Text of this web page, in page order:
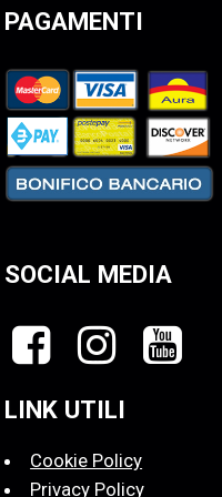
PAGAMENTI
SOCIAL MEDIA
LINK UTILI
Cookie Policy
Privacy Policy